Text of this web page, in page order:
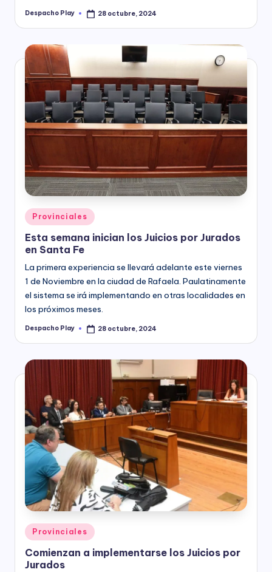
Posted
Despacho Play 28 octubre, 2024
Posted
in
Provinciales
Esta semana inician los Juicios por Jurados
en Santa Fe
La primera experiencia se llevará adelante este viernes
1 de Noviembre en la ciudad de Rafaela. Paulatinamente
el sistema se irá implementando en otras localidades en
los próximos meses.
Posted
Despacho Play 28 octubre, 2024
Posted
in
Provinciales
Comienzan a implementarse los Juicios por
Jurados